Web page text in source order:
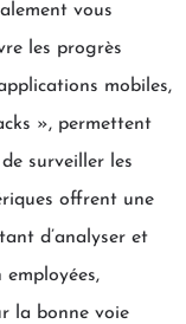
vous
les progrès
mobiles,
», permettent
surveiller les
offrent une
d’analyser et
employées,
la bonne voie